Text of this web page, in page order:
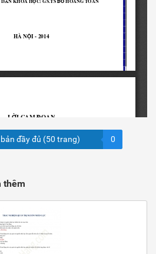
đầy đủ (50 trang) 0
thêm